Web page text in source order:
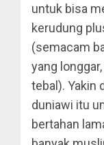
untuk bisa
kerudung
(semacam
yang
tebal). Yakin
duniawi itu
bertahan